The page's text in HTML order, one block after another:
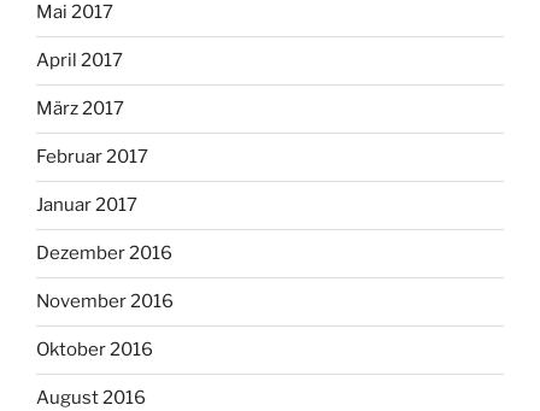
Mai 2017
April 2017
März 2017
Februar 2017
Januar 2017
Dezember 2016
November 2016
Oktober 2016
August 2016